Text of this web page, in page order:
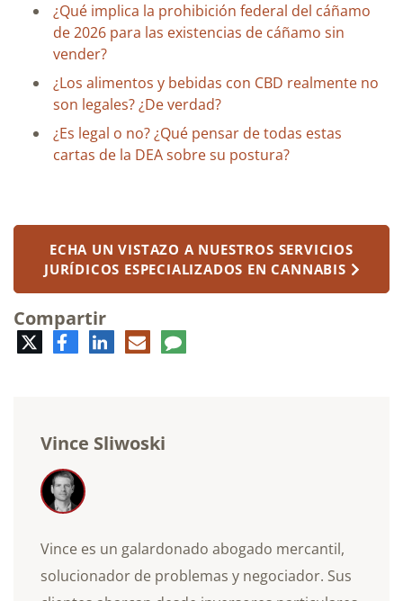
¿Qué implica la prohibición federal del cáñamo
de 2026 para las existencias de cáñamo sin
vender?
¿Los alimentos y bebidas con CBD realmente no
son legales? ¿De verdad?
¿Es legal o no? ¿Qué pensar de todas estas
cartas de la DEA sobre su postura?
ECHA UN VISTAZO A NUESTROS SERVICIOS
JURÍDICOS ESPECIALIZADOS EN CANNABIS
Compartir
TwitterFacebookLinkedInCorreo
electrónico
Comentario
Vince Sliwoski
Vince es un galardonado abogado mercantil,
solucionador de problemas y negociador. Sus